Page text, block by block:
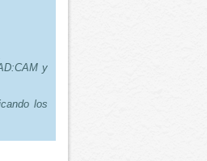
y
los